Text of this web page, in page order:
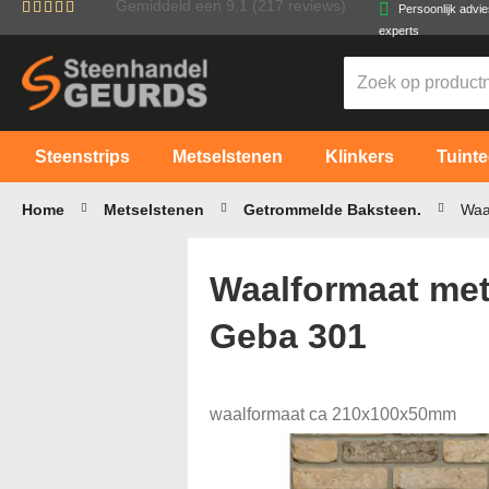
inhoud
Gemiddeld een 9.1 (217 reviews)
Persoonlijk
experts
Steenstrips Metselstenen Klinkers
Home Metselstenen Getrommelde Baksteen.
Waalformaat
Geba 301
waalformaat ca 210x100x50mm